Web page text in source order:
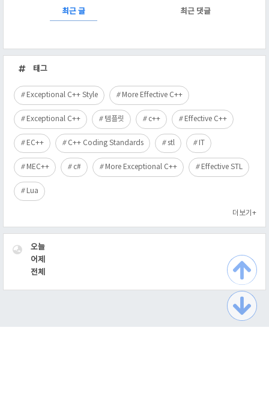
최근 글 최근 댓글
근
글
태그
Exceptional C++ Style More Effective C++
Exceptional C++ 템플릿 c++ Effective C++
EC++ C++ Coding Standards stl IT
MEC++ c# More Exceptional C++ Effective STL
Lua
더보기+
VISITOR
오늘
어제
전체